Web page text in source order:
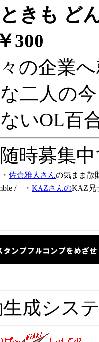
ときも ど
300
の企業
二人の
いOL百
時募集
佐倉雅人さんの気まま散
/ ・ KAZさんのKAZ兄
成シス